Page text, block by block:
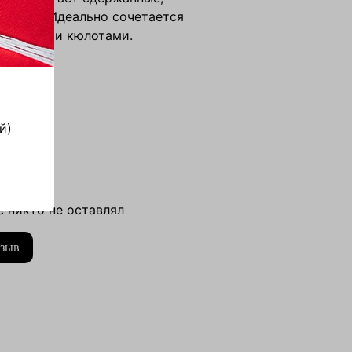
Идеально сочетается
кюлотами.
см
62 см
108 см
не оставлял